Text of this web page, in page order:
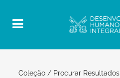
Coleção / Procurar Resultados